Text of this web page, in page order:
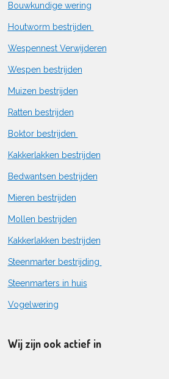
Bouwkundige wering
Houtworm bestrijden
Wespennest Verwijderen
Wespen bestrijden
Muizen bestrijden
Ratten bestrijden
Boktor bestrijden
Kakkerlakken bestrijden
Bedwantsen bestrijden
Mieren bestrijden
Mollen bestrijden
Kakkerlakken bestrijden
Steenmarter bestrijding
Steenmarters in huis
Vogelwering
Wij zijn ook actief in